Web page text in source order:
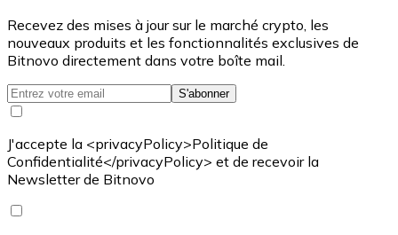
Recevez des mises à jour sur le marché crypto, les
nouveaux produits et les fonctionnalités exclusives de
Bitnovo directement dans votre boîte mail.
S'abonner
J'accepte la <privacyPolicy>Politique de
Confidentialité</privacyPolicy> et de recevoir la
Newsletter de Bitnovo